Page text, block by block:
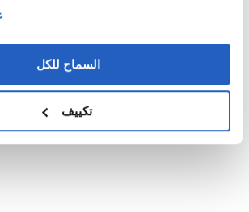
السماح للكل
تكييف
أدت هذه التعديلات إلى تحسين سرعة
على تقليل تكاليف الإصلاح.
More Case Studies